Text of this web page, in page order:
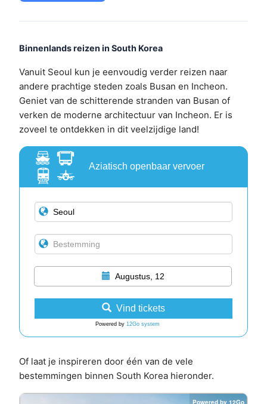
Binnenlands reizen in South Korea
Vanuit Seoul kun je eenvoudig verder reizen naar
andere prachtige steden zoals Busan en Incheon.
Geniet van de schitterende stranden van Busan of
verken de moderne architectuur van Incheon. Er is
zoveel te ontdekken in dit veelzijdige land!
Aziatisch openbaar vervoer
Augustus, 12
Vind tickets
Powered by 12Go system
Of laat je inspireren door één van de vele
bestemmingen binnen South Korea hieronder.